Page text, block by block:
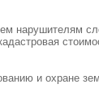
нарушителям
и охране